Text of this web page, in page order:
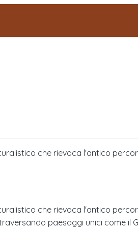
che rievoca l'antico
che rievoca l'antico
paesaggi unici come il